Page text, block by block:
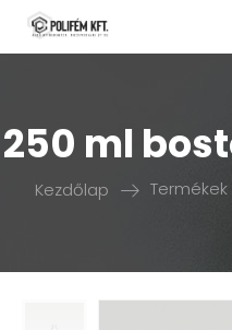
250 ml
Kezdőlap Termékek